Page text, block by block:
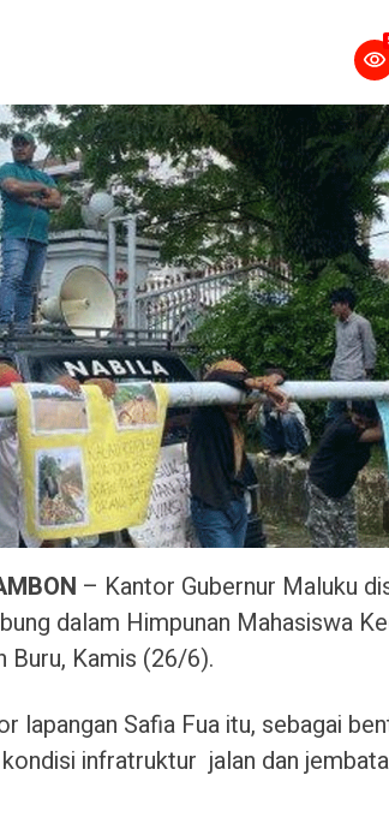
– Kantor Gubernur Maluku
dalam Himpunan Mahasiswa
Buru, Kamis (26/6).
lapangan Safia Fua itu, sebagai
infratruktur jalan dan